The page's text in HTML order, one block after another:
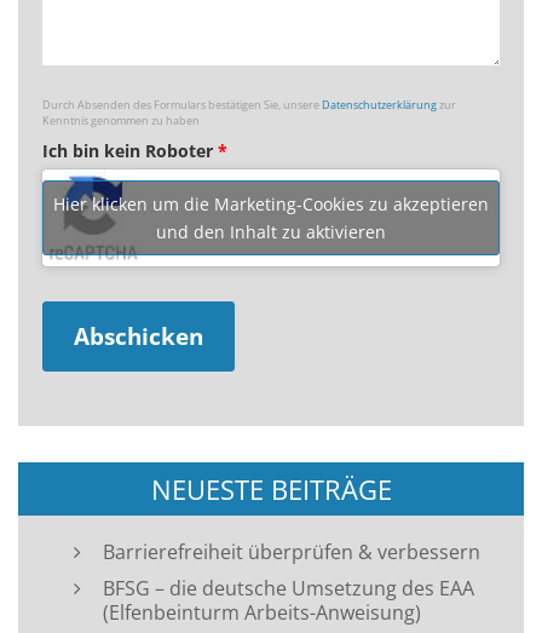
Durch Absenden des Formulars bestätigen Sie, unsereDatenschutzerklärungzur
Kenntnis genommen zu haben
Ich bin kein Roboter *
Hier klicken um die Marketing-Cookies zu akzeptieren
und den Inhalt zu aktivieren
NEUESTE BEITRÄGE
Barrierefreiheit überprüfen & verbessern
BFSG – die deutsche Umsetzung des EAA
(Elfenbeinturm Arbeits-Anweisung)